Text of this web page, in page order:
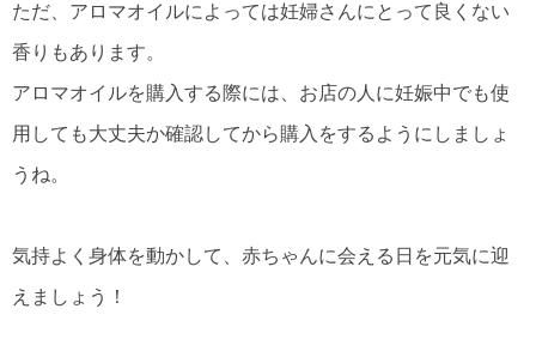
ただ、アロマオイルによっては妊婦さんにとって良くない
香りもあります。
アロマオイルを購入する際には、お店の人に妊娠中でも使
用しても大丈夫か確認してから購入をするようにしましょ
うね。
気持よく身体を動かして、赤ちゃんに会える日を元気に迎
えましょう！